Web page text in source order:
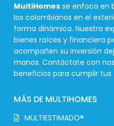
MultiHomes se enfoca en
los colombianos en el
forma dinámica. Nuestra
bienes raíces y financiera
acompañen su inversión
manos. Contáctate con
beneficios para cumplir tus
MÁS DE MULTIHOMES
MULTIESTIMADO®